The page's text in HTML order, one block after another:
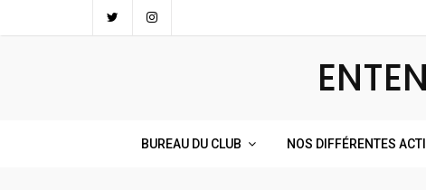
to
BUREAU DU CLUB NOS DIFFÉRENTES